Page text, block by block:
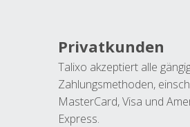
Privatkunden
Talixo akzeptiert alle
Zahlungsmethoden,
MasterCard, Visa und
Express.